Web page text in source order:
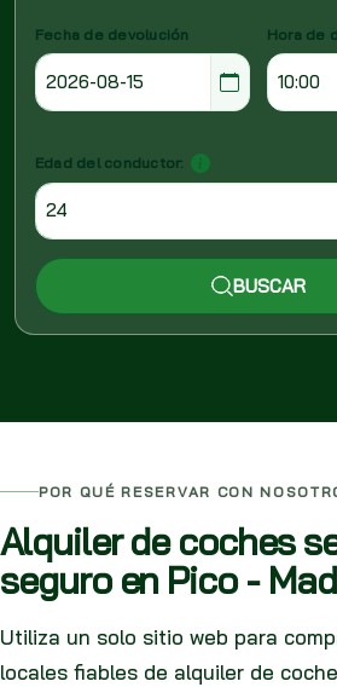
Fecha de devolución Hora de
Edad del conductor:
BUSCAR
POR QUÉ RESERVAR CON
Alquiler de coches
seguro en Pico -
Utiliza un solo sitio web para
locales fiables de alquiler de